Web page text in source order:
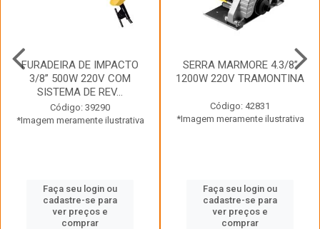
FURADEIRA DE IMPACTO
3/8” 500W 220V COM
SISTEMA DE REV...
Código: 39290
*Imagem meramente ilustrativa
Faça seu login ou
cadastre-se para
ver preços e
comprar
SERRA MARMORE 4.3/8”
1200W 220V TRAMONTINA
Código: 42831
*Imagem meramente ilustrativa
Faça seu login ou
cadastre-se para
ver preços e
comprar